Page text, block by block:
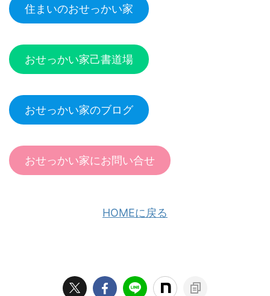
住まいのおせっかい家
おせっかい家己書道場
おせっかい家のブログ
おせっかい家にお問い合せ
HOMEに戻る